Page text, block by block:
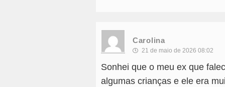
Carolina
21 de maio de 2026 08:02
Sonhei que o meu ex que
algumas crianças e ele era